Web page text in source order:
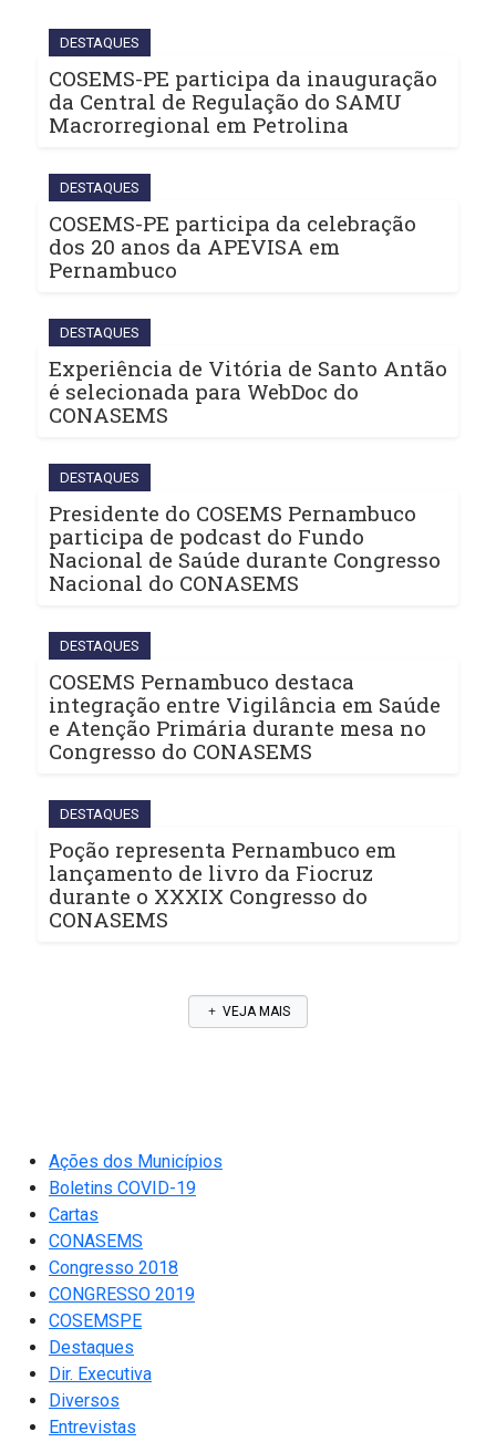
DESTAQUES
COSEMS-PE participa da inauguração
da Central de Regulação do SAMU
Macrorregional em Petrolina
DESTAQUES
COSEMS-PE participa da celebração
dos 20 anos da APEVISA em
Pernambuco
DESTAQUES
Experiência de Vitória de Santo Antão
é selecionada para WebDoc do
CONASEMS
DESTAQUES
Presidente do COSEMS Pernambuco
participa de podcast do Fundo
Nacional de Saúde durante Congresso
Nacional do CONASEMS
DESTAQUES
COSEMS Pernambuco destaca
integração entre Vigilância em Saúde
e Atenção Primária durante mesa no
Congresso do CONASEMS
DESTAQUES
Poção representa Pernambuco em
lançamento de livro da Fiocruz
durante o XXXIX Congresso do
CONASEMS
VEJA MAIS
Ações dos Municípios
Boletins COVID-19
Cartas
CONASEMS
Congresso 2018
CONGRESSO 2019
COSEMSPE
Destaques
Dir. Executiva
Diversos
Entrevistas